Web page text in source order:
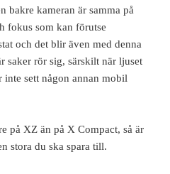
bakre kameran är samma på
fokus som kan förutse
och det blir även med denna
saker rör sig, särskilt när ljuset
inte sett någon annan mobil
på XZ än på X Compact, så är
stora du ska spara till.